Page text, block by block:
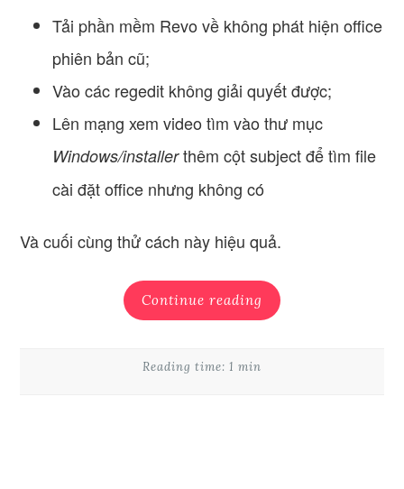
Tải phần mềm Revo về không phát hiện office
phiên bản cũ;
Vào các regedit không giải quyết được;
Lên mạng xem video tìm vào thư mục
Windows/installerthêm cột subject để tìm file
cài đặt office nhưng không có
Và cuối cùng thử cách này hiệu quả.
Continue reading
Reading time: 1 min